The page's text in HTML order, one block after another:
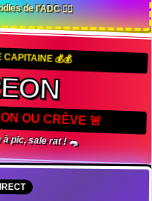
de l'ADC 🏴‍☠️
CAPITAINE 💰💰
OU CRÈVE 🚨
pic, sale rat ! 🐀